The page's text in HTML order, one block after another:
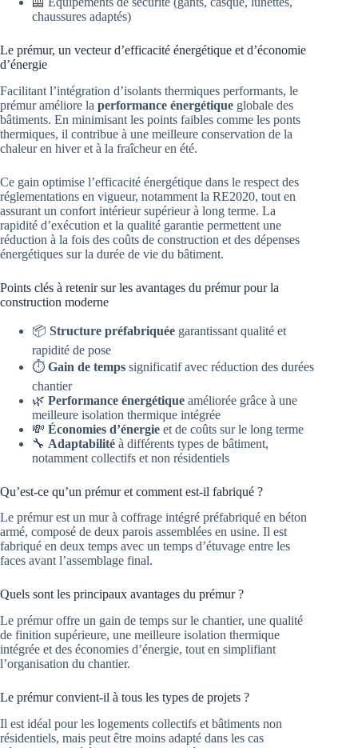
chaussures adaptés)
Le prémur, un vecteur d’efficacité énergétique et d’économie
d’énergie
Facilitant l’intégration d’isolants thermiques performants, le
prémur améliore la performance énergétique globale des
bâtiments. En minimisant les points faibles comme les ponts
thermiques, il contribue à une meilleure conservation de la
chaleur en hiver et à la fraîcheur en été.
Ce gain optimise l’efficacité énergétique dans le respect des
réglementations en vigueur, notamment la RE2020, tout en
assurant un confort intérieur supérieur à long terme. La
rapidité d’exécution et la qualité garantie permettent une
réduction à la fois des coûts de construction et des dépenses
énergétiques sur la durée de vie du bâtiment.
Points clés à retenir sur les avantages du prémur pour la
construction moderne
📦 Structure préfabriquée garantissant qualité et
rapidité de pose
⏱️ Gain de temps significatif avec réduction des durées
chantier
🌿 Performance énergétique améliorée grâce à une
meilleure isolation thermique intégrée
💸 Économies d’énergie et de coûts sur le long terme
🔧 Adaptabilité à différents types de bâtiment,
notamment collectifs et non résidentiels
Qu’est-ce qu’un prémur et comment est-il fabriqué ?
Le prémur est un mur à coffrage intégré préfabriqué en béton
armé, composé de deux parois assemblées en usine. Il est
fabriqué en deux temps avec un temps d’étuvage entre les
faces avant l’assemblage final.
Quels sont les principaux avantages du prémur ?
Le prémur offre un gain de temps sur le chantier, une qualité
de finition supérieure, une meilleure isolation thermique
intégrée et des économies d’énergie, tout en simplifiant
l’organisation du chantier.
Le prémur convient-il à tous les types de projets ?
Il est idéal pour les logements collectifs et bâtiments non
résidentiels, mais peut être moins adapté dans les cas